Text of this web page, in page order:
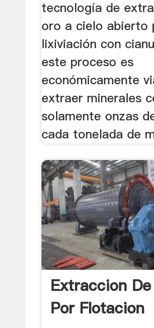
tecnología de
oro a cielo abierto
lixiviación con
este proceso es
económicamente
extraer minerales
solamente onzas
cada tonelada de
Extraccion
Por Flotacion